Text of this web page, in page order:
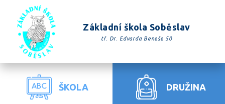
Základní škola Soběslav
tř. Dr. Edvarda Beneše 50
ŠKOLA DRUŽINA